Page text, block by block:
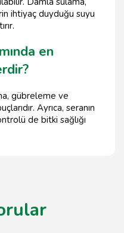
ihtiyaç duyduğu suyu
en
gübreleme ve
Ayrıca, seranın
de bitki sağlığı